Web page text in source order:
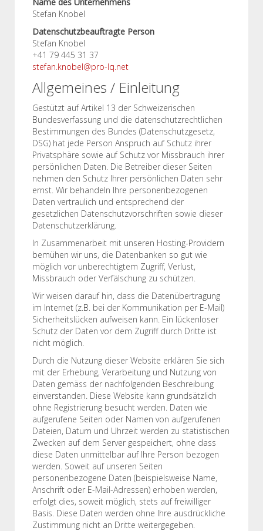
Stefan Knobel
Datenschutzbeauftragte Person
Stefan Knobel
+41 79 445 31 37
stefan.knobel@pro-lq.net
Allgemeines / Einleitung
Gestützt auf Artikel 13 der Schweizerischen
Bundesverfassung und die datenschutzrechtlichen
Bestimmungen des Bundes (Datenschutzgesetz,
DSG) hat jede Person Anspruch auf Schutz ihrer
Privatsphäre sowie auf Schutz vor Missbrauch ihrer
persönlichen Daten. Die Betreiber dieser Seiten
nehmen den Schutz Ihrer persönlichen Daten sehr
ernst. Wir behandeln Ihre personenbezogenen
Daten vertraulich und entsprechend der
gesetzlichen Datenschutzvorschriften sowie dieser
Datenschutzerklärung.
In Zusammenarbeit mit unseren Hosting-Providern
bemühen wir uns, die Datenbanken so gut wie
möglich vor unberechtigtem Zugriff, Verlust,
Missbrauch oder Verfälschung zu schützen.
Wir weisen darauf hin, dass die Datenübertragung
im Internet (z.B. bei der Kommunikation per E-Mail)
Sicherheitslücken aufweisen kann. Ein lückenloser
Schutz der Daten vor dem Zugriff durch Dritte ist
nicht möglich.
Durch die Nutzung dieser Website erklären Sie sich
mit der Erhebung, Verarbeitung und Nutzung von
Daten gemäss der nachfolgenden Beschreibung
einverstanden. Diese Website kann grundsätzlich
ohne Registrierung besucht werden. Daten wie
aufgerufene Seiten oder Namen von aufgerufenen
Dateien, Datum und Uhrzeit werden zu statistischen
Zwecken auf dem Server gespeichert, ohne dass
diese Daten unmittelbar auf Ihre Person bezogen
werden. Soweit auf unseren Seiten
personenbezogene Daten (beispielsweise Name,
Anschrift oder E-Mail-Adressen) erhoben werden,
erfolgt dies, soweit möglich, stets auf freiwilliger
Basis. Diese Daten werden ohne Ihre ausdrückliche
Zustimmung nicht an Dritte weitergegeben.